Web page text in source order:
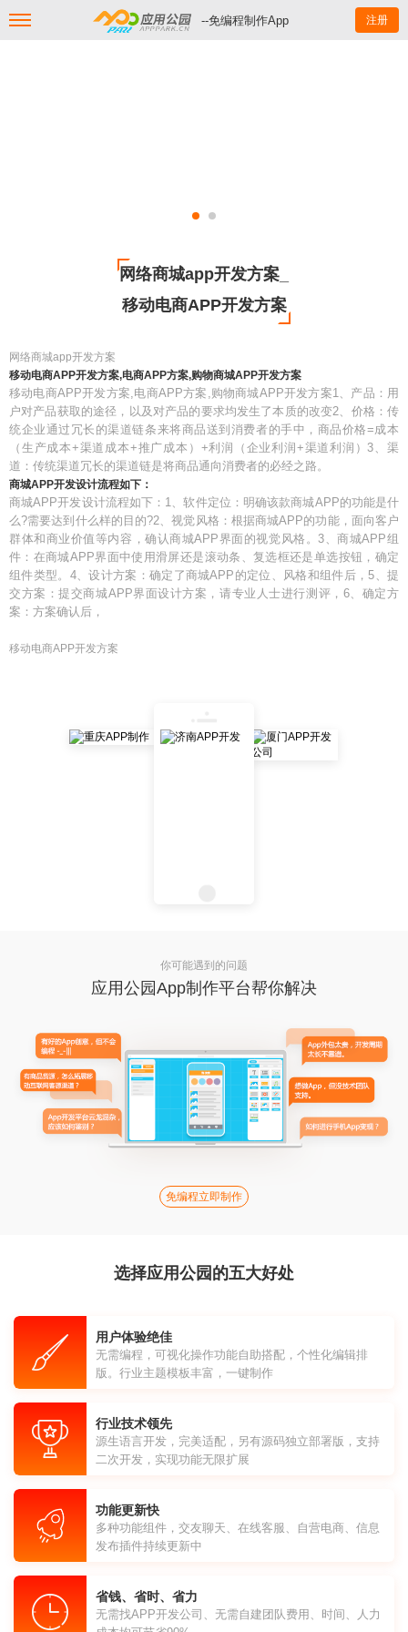
--免编程制作App 注册
网络商城app开发方案_
移动电商APP开发方案
网络商城app开发方案
移动电商APP开发方案,电商APP方案,购物商城APP开发方案
移动电商APP开发方案,电商APP方案,购物商城APP开发方案1、产品：用
户对产品获取的途径，以及对产品的要求均发生了本质的改变2、价格：传
统企业通过冗长的渠道链条来将商品送到消费者的手中，商品价格=成本
（生产成本+渠道成本+推广成本）+利润（企业利润+渠道利润）3、渠
道：传统渠道冗长的渠道链是将商品通向消费者的必经之路。
商城APP开发设计流程如下：
商城APP开发设计流程如下：1、软件定位：明确该款商城APP的功能是什
么?需要达到什么样的目的?2、视觉风格：根据商城APP的功能，面向客户
群体和商业价值等内容，确认商城APP界面的视觉风格。3、商城APP组
件：在商城APP界面中使用滑屏还是滚动条、复选框还是单选按钮，确定
组件类型。4、设计方案：确定了商城APP的定位、风格和组件后，5、提
交方案：提交商城APP界面设计方案，请专业人士进行测评，6、确定方
案：方案确认后，
移动电商APP开发方案
你可能遇到的问题
应用公园App制作平台帮你解决
免编程立即制作
选择应用公园的五大好处
用户体验绝佳
无需编程，可视化操作功能自助搭配，个性化编辑排
版。行业主题模板丰富，一键制作
行业技术领先
源生语言开发，完美适配，另有源码独立部署版，支持
二次开发，实现功能无限扩展
功能更新快
多种功能组件，交友聊天、在线客服、自营电商、信息
发布插件持续更新中
省钱、省时、省力
无需找APP开发公司、无需自建团队费用、时间、人力